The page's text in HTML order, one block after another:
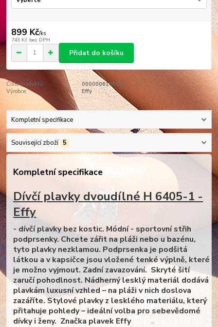
899 Kč/ks
743 Kč bez DPH
Přidat do košíku
Číslo produktu:
000000610610
Výrobce:
Effy
Kompletní specifikace
Související zboží 5
Kompletní specifikace
Dívčí plavky dvoudílné H 6405-1 -
Effy
- dívčí plavky bez kostic. Módní - sportovní střih
podprsenky. Chcete zářit na pláži nebo u bazénu,
tyto plavky nezklamou. Podprsenka je podšitá
látkou a v kapsičce jsou vložené tenké výplně, které
je možno vyjmout. Zadní zavazování. Skryté šití
zaručí pohodlnost. Nádherný lesklý materiál dodává
plavkám luxusní vzhled – na pláži v nich doslova
zazáříte. Stylové plavky z lesklého materiálu, který
přitahuje pohledy – ideální volba pro sebevědomé
dívky i ženy. Značka plavek Effy